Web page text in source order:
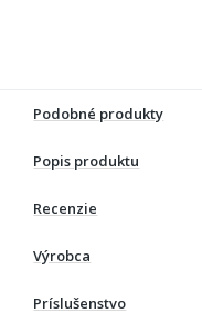
Podobné produkty
Popis produktu
Recenzie
Výrobca
Príslušenstvo